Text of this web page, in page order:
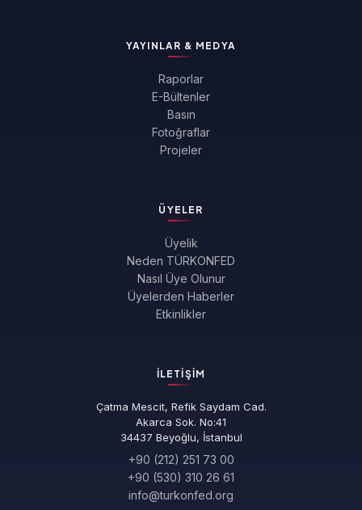
YAYINLAR & MEDYA
Raporlar
E-Bültenler
Basın
Fotoğraflar
Projeler
ÜYELER
Üyelik
Neden TÜRKONFED
Nasıl Üye Olunur
Üyelerden Haberler
Etkinlikler
İLETIŞIM
Çatma Mescit, Refik Saydam Cad.
Akarca Sok. No:41
34437 Beyoğlu, İstanbul
+90 (212) 251 73 00
+90 (530) 310 26 61
info@turkonfed.org